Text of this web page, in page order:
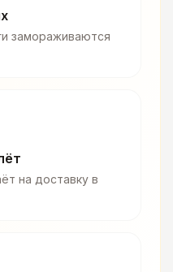
замораживаются
на доставку в